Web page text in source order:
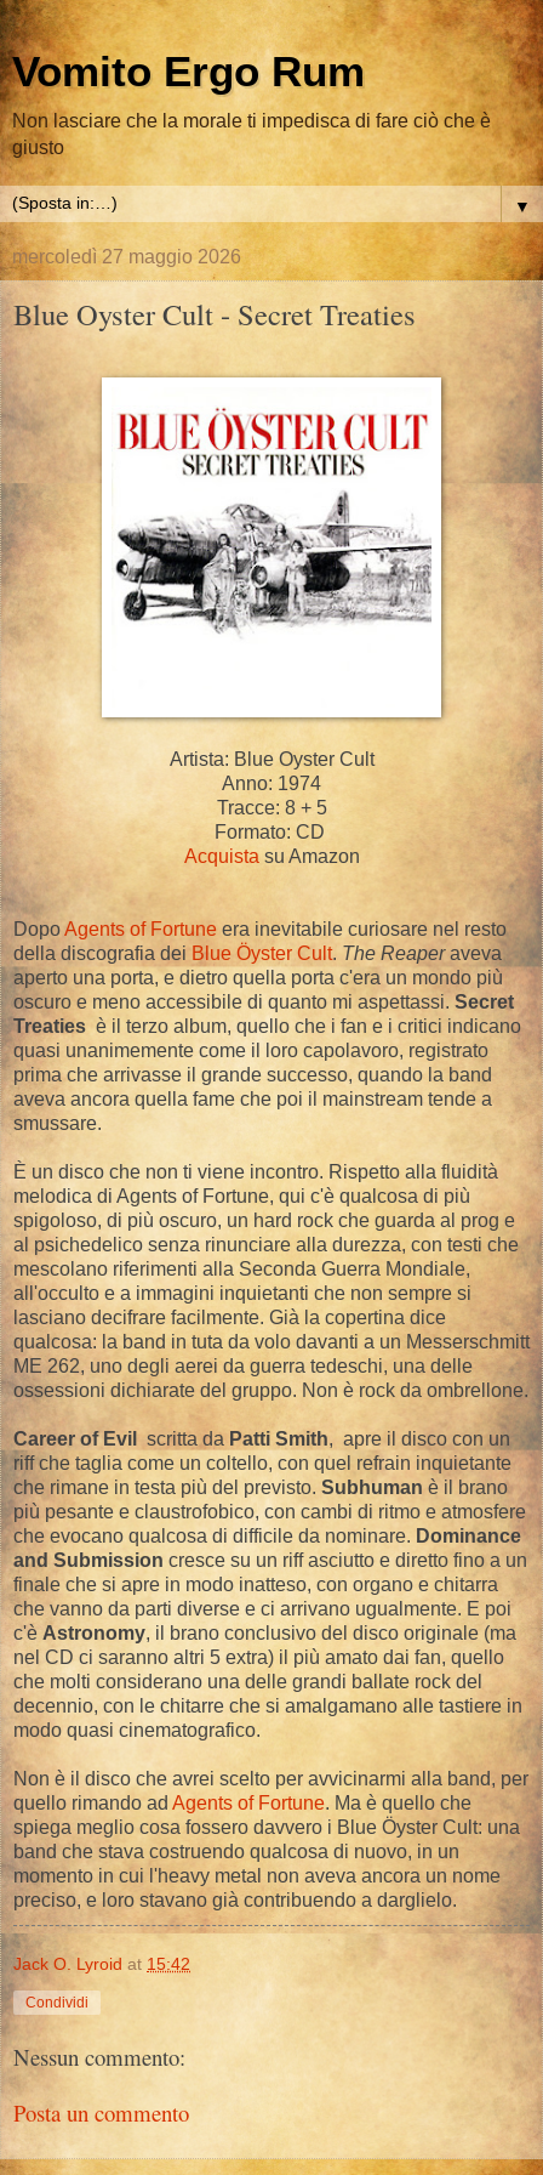
Vomito Ergo Rum
Non lasciare che la morale ti impedisca di fare ciò che è
giusto
▼
mercoledì 27 maggio 2026
Blue Oyster Cult - Secret Treaties
Artista: Blue Oyster Cult
Anno: 1974
Tracce: 8 + 5
Formato: CD
Acquista su Amazon
DopoAgents of Fortune era inevitabile curiosare nel resto
della discografia dei Blue Öyster Cult. The Reaperaveva
aperto una porta, e dietro quella porta c'era un mondo più
oscuro e meno accessibile di quanto mi aspettassi. Secret
Treaties è il terzo album, quello che i fan e i critici indicano
quasi unanimemente come il loro capolavoro, registrato
prima che arrivasse il grande successo, quando la band
aveva ancora quella fame che poi il mainstream tende a
smussare.
È un disco che non ti viene incontro. Rispetto alla fluidità
melodica di Agents of Fortune, qui c'è qualcosa di più
spigoloso, di più oscuro, un hard rock che guarda al prog e
al psichedelico senza rinunciare alla durezza, con testi che
mescolano riferimenti alla Seconda Guerra Mondiale,
all'occulto e a immagini inquietanti che non sempre si
lasciano decifrare facilmente. Già la copertina dice
qualcosa: la band in tuta da volo davanti a un Messerschmitt
ME 262, uno degli aerei da guerra tedeschi, una delle
ossessioni dichiarate del gruppo. Non è rock da ombrellone.
Career of Evil scritta da Patti Smith, apre il disco con un
riff che taglia come un coltello, con quel refrain inquietante
che rimane in testa più del previsto. Subhuman è il brano
più pesante e claustrofobico, con cambi di ritmo e atmosfere
che evocano qualcosa di difficile da nominare. Dominance
and Submission cresce su un riff asciutto e diretto fino a un
finale che si apre in modo inatteso, con organo e chitarra
che vanno da parti diverse e ci arrivano ugualmente. E poi
c'è Astronomy, il brano conclusivo del disco originale (ma
nel CD ci saranno altri 5 extra) il più amato dai fan, quello
che molti considerano una delle grandi ballate rock del
decennio, con le chitarre che si amalgamano alle tastiere in
modo quasi cinematografico.
Non è il disco che avrei scelto per avvicinarmi alla band, per
quello rimando ad Agents of Fortune. Ma è quello che
spiega meglio cosa fossero davvero i Blue Öyster Cult: una
band che stava costruendo qualcosa di nuovo, in un
momento in cui l'heavy metal non aveva ancora un nome
preciso, e loro stavano già contribuendo a darglielo.
Jack O. Lyroid at 15:42
Condividi
Nessun commento:
Posta un commento